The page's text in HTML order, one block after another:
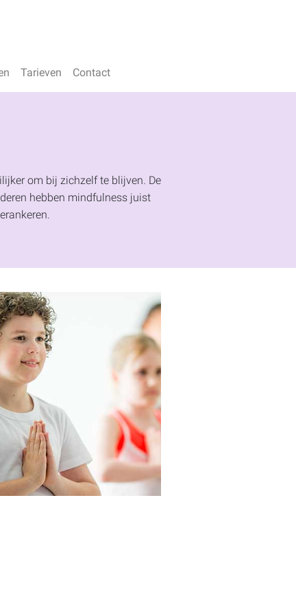
Tarieven Contact
om bij zichzelf te blijven. De
hebben mindfulness juist